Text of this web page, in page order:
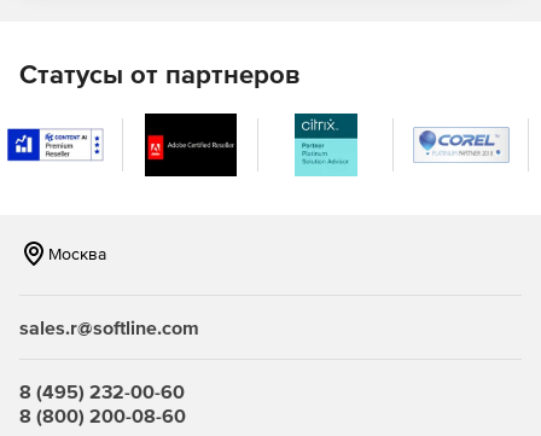
Расширение возможностей Microsoft SCCM. Продукт
увеличивает функционал Microsoft SCCM за счет
предварительно настроенных и протестированных
обновлений для сторонних программ, а также
помогают легко определять текущий статус патчей и
стандартам – а также обнаруживать те, которые не
Интуитивный web-интерфейс. Интерфейс
пользователя позволяет просматривать важные
Статусы от партнеров
Москва
sales.r@softline.com
8 (495) 232-00-60
8 (800) 200-08-60